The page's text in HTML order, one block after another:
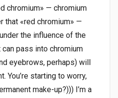
chromium» — chromium
that «red chromium» —
the influence of the
pass into chromium
eyebrows, perhaps) will
You’re starting to worry,
make-up?))) I’m a